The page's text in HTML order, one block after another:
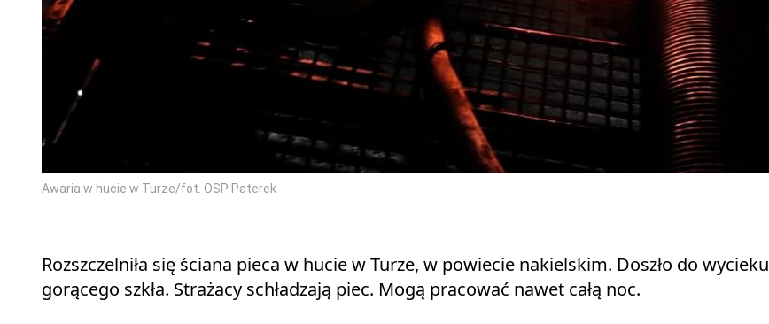
Awaria w hucie w Turze/fot. OSP Paterek
Rozszczelniła się ściana pieca w hucie w Turze, w powiecie nakielskim. Doszło do wycieku
gorącego szkła. Strażacy schładzają piec. Mogą pracować nawet całą noc.